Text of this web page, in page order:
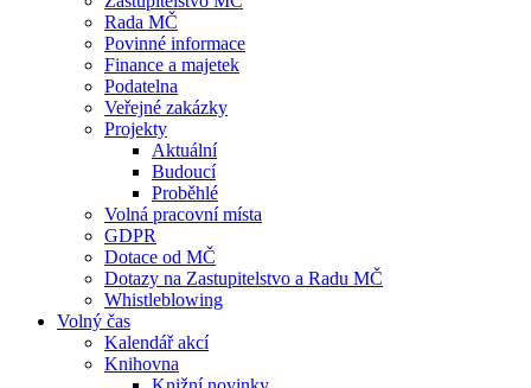
Rada MČ
Povinné informace
Finance a majetek
Podatelna
Veřejné zakázky
Projekty
Aktuální
Budoucí
Proběhlé
Volná pracovní místa
GDPR
Dotace od MČ
Dotazy na Zastupitelstvo a Radu MČ
Whistleblowing
Volný čas
Kalendář akcí
Knihovna